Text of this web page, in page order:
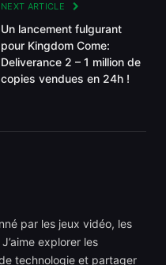
NEXT ARTICLE
Un lancement fulgurant
pour Kingdom Come:
Deliverance 2 – 1 million de
copies vendues en 24h !
par les jeux vidéo, les
explorer les
technologie et partager